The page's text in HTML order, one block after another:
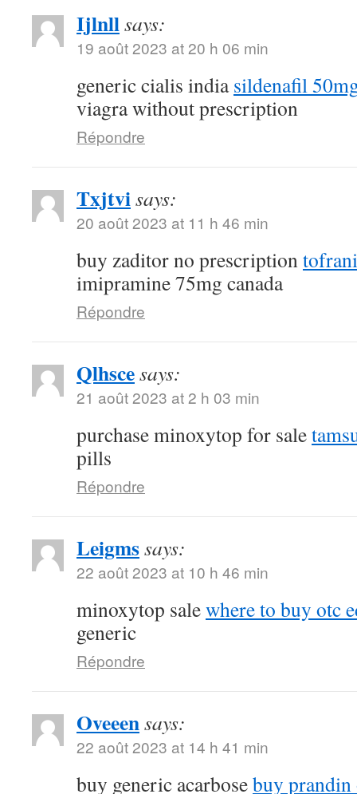
Ijlnllsays:
19 août 2023 at 20 h 06 min
generic cialis indiasildenafil
viagra without prescription
Répondre
Txjtvisays:
20 août 2023 at 11 h 46 min
buy zaditor no prescription
imipramine 75mg canada
Répondre
Qlhscesays:
21 août 2023 at 2 h 03 min
purchase minoxytop for sale
pills
Répondre
Leigmssays:
22 août 2023 at 10 h 46 min
minoxytop salewhere to buy otc
generic
Répondre
Oveeensays:
22 août 2023 at 14 h 41 min
buy generic acarbosebuy